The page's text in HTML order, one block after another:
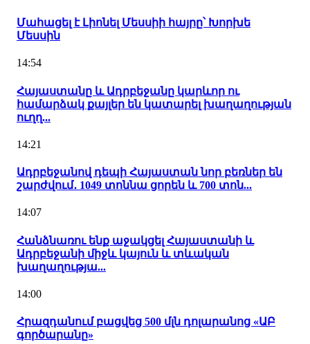
Մահացել է Լիոնել Մեսսիի հայրը՝ Խորխե
Մեսսին
14:54
Հայաստանը և Ադրբեջանը կարևոր ու
համարձակ քայլեր են կատարել խաղաղության
ուղղ...
14:21
Ադրբեջանով դեպի Հայաստան նոր բեռներ են
շարժվում․ 1049 տոննա ցորեն և 700 տոն...
14:07
Հանձնառու ենք աջակցել Հայաստանի և
Ադրբեջանի միջև կայուն և տևական
խաղաղությա...
14:00
Հրազդանում բացվեց 500 մլն դոլարանոց «ԱԲ
գործարանը»